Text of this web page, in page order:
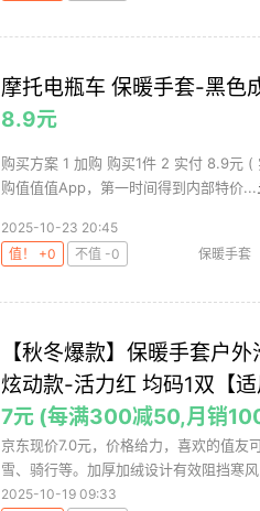
摩托电瓶车 保暖手套-黑色
8.9元
购买方案 1 加购 购买1件 2 实付 8.9元
购值值值App，第一时间得到内部特价...
2025-10-23 20:45
值！ +0
不值 -0 保暖手套
【秋冬爆款】保暖手套户
炫动款-活力红 均码1双【
7元 (每满300减50,月销
京东现价7.0元，价格给力，喜欢的值友
雪、骑行等。加厚加绒设计有效阻挡寒
2025-10-19 09:33